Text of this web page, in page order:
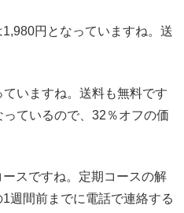
円となっていますね。送
いますね。送料も無料です
ているので、32％オフの価
スですね。定期コースの解
週間前までに電話で連絡する